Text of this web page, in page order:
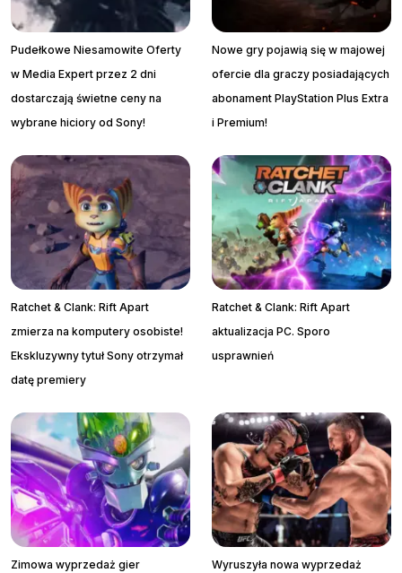
Pudełkowe Niesamowite Oferty
w Media Expert przez 2 dni
dostarczają świetne ceny na
wybrane hiciory od Sony!
Nowe gry pojawią się w majowej
ofercie dla graczy posiadających
abonament PlayStation Plus Extra
i Premium!
Ratchet & Clank: Rift Apart
zmierza na komputery osobiste!
Ekskluzywny tytuł Sony otrzymał
datę premiery
Ratchet & Clank: Rift Apart
aktualizacja PC. Sporo
usprawnień
Zimowa wyprzedaż gier
Wyruszyła nowa wyprzedaż